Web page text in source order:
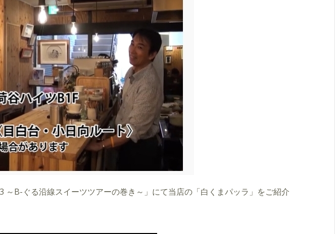
B-ぐる沿線スイーツツアーの巻き～」にて当店の「白くまパッラ」をご紹介